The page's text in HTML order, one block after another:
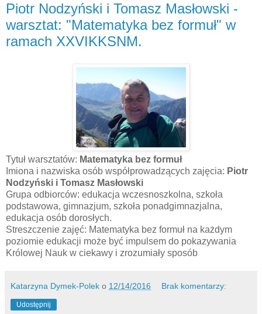
Piotr Nodzyński i Tomasz Masłowski -
warsztat: "Matematyka bez formuł" w
ramach XXVIKKSNM.
Tytuł warsztatów: Matematyka bez formuł
Imiona i nazwiska osób współprowadzących zajęcia: Piotr
Nodzyński i Tomasz Masłowski
Grupa odbiorców: edukacja wczesnoszkolna, szkoła
podstawowa, gimnazjum, szkoła ponadgimnazjalna,
edukacja osób dorosłych.
Streszczenie zajęć: Matematyka bez formuł na każdym
poziomie edukacji może być impulsem do pokazywania
Królowej Nauk w ciekawy i zrozumiały sposób
Katarzyna Dymek-Polek o 12/14/2016 Brak komentarzy:
Udostępnij